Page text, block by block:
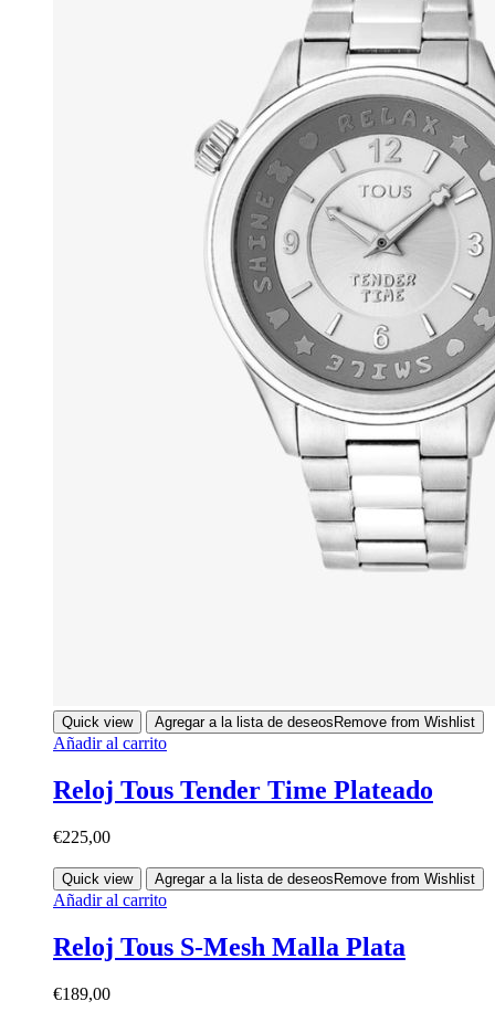
Quick view Agregar a la lista de deseos Remove from Wishlist
Añadir al carrito
Reloj Tous Tender Time Plateado
€225,00
Quick view Agregar a la lista de deseos Remove from Wishlist
Añadir al carrito
Reloj Tous S-Mesh Malla Plata
€189,00